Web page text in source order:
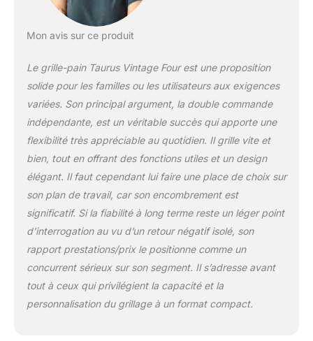
pour un nettoyage
un range-cordon et
des pieds
antidérapants pour
plus de stabilité.
vintage élégant en
acier inoxydable
finition gris. Ce grille-
pain combine
parfaitement
fonctionnalité et
raffinement pour
apporter du caractère
à votre cuisine.
Mon avis sur ce produit
Le grille-pain Taurus Vintage Four est une proposition
solide pour les familles ou les utilisateurs aux exigences
variées. Son principal argument, la double commande
indépendante, est un véritable succès qui apporte une
flexibilité très appréciable au quotidien. Il grille vite et
bien, tout en offrant des fonctions utiles et un design
élégant. Il faut cependant lui faire une place de choix sur
son plan de travail, car son encombrement est
significatif. Si la fiabilité à long terme reste un léger point
d’interrogation au vu d’un retour négatif isolé, son
rapport prestations/prix le positionne comme un
concurrent sérieux sur son segment. Il s’adresse avant
tout à ceux qui privilégient la capacité et la
personnalisation du grillage à un format compact.